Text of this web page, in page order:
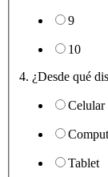
9
10
4. ¿Desde qué
Celular
Tablet